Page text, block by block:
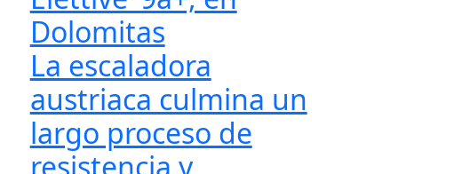
Dolomitas
La escaladora
austriaca culmina un
largo proceso de
resistencia y